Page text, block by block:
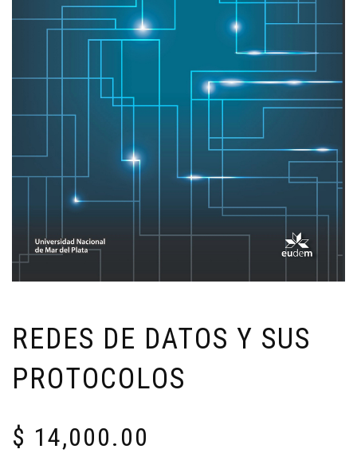
REDES DE DATOS Y SUS
PROTOCOLOS
$ 14,000.00